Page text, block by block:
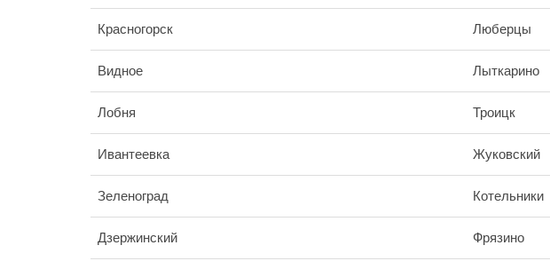
Красногорск Люберцы
Видное Лыткарино
Лобня Троицк
Ивантеевка Жуковский
Зеленоград Котельники
Дзержинский Фрязино